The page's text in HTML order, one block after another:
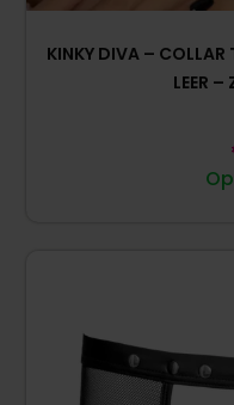
KINKY DIVA – COLLAR
LEER –